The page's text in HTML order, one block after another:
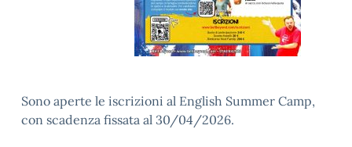
Sono aperte le iscrizioni al English Summer Camp,
con scadenza fissata al 30/04/2026.